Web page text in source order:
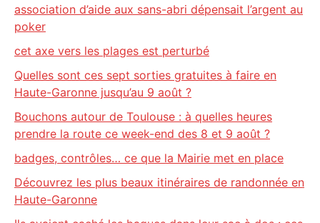
association d’aide aux sans-abri dépensait l’argent au
poker
cet axe vers les plages est perturbé
Quelles sont ces sept sorties gratuites à faire en
Haute-Garonne jusqu’au 9 août ?
Bouchons autour de Toulouse : à quelles heures
prendre la route ce week-end des 8 et 9 août ?
badges, contrôles… ce que la Mairie met en place
Découvrez les plus beaux itinéraires de randonnée en
Haute-Garonne